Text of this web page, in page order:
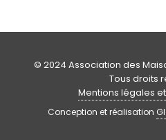
© 2024 Association des
Tous droits
Mentions légales
Conception et réalisation